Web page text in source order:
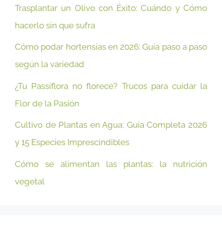
Trasplantar un Olivo con Éxito: Cuándo y Cómo
hacerlo sin que sufra
Cómo podar hortensias en 2026: Guía paso a paso
según la variedad
¿Tu Passiflora no florece? Trucos para cuidar la
Flor de la Pasión
Cultivo de Plantas en Agua: Guía Completa 2026
y 15 Especies Imprescindibles
Cómo se alimentan las plantas: la nutrición
vegetal